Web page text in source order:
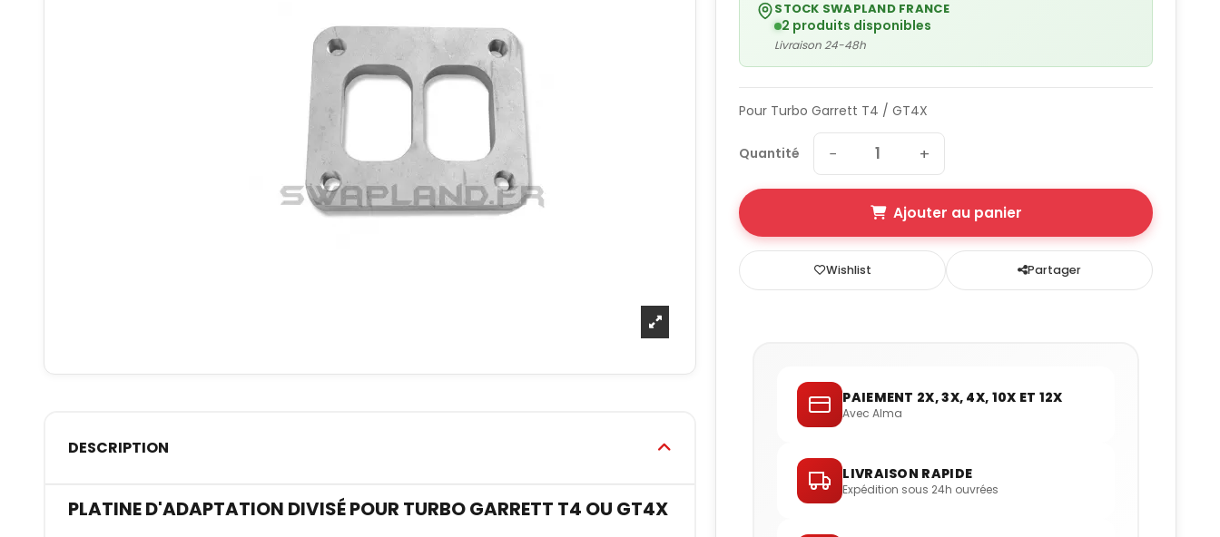
DESCRIPTION
PLATINE D'ADAPTATION DIVISÉ POUR TURBO GARRETT T4 OU GT4X
STOCK SWAPLAND FRANCE
2 produits disponibles
Livraison 24-48h
Pour Turbo Garrett T4 / GT4X
Quantité − +
Ajouter au panier
Wishlist Partager
PAIEMENT 2X, 3X, 4X, 10X ET 12X
Avec Alma
LIVRAISON RAPIDE
Expédition sous 24h ouvrées